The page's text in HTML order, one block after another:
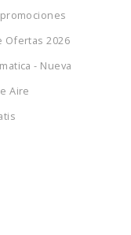
Ofertas 2026
- Nueva
Aire